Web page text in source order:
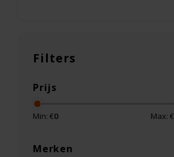
Filters
Prijs
Min: €0 Max: €
Merken